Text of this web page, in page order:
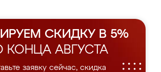
СКИДКУ В 5%
КОНЦА АВГУСТА
заявку сейчас, скидка